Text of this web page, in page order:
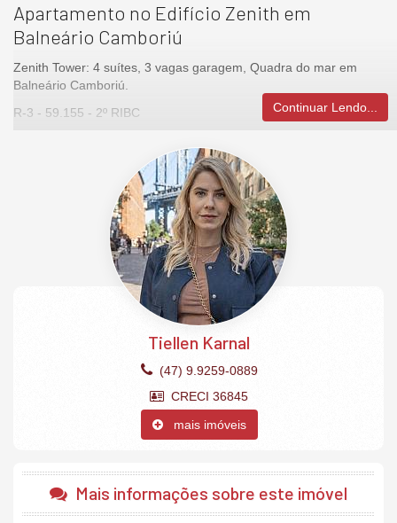
Apartamento no Edifício Zenith em
Balneário Camboriú
Zenith Tower: 4 suítes, 3 vagas garagem, Quadra do mar em
Balneário Camboriú.
R-3 - 59.155 - 2º RIBC
*Valores sujeitos a alterações sem aviso prévio, consulte
Churrasqueira Carvão
Acabamento em gesso
Fechadura com senha na porta de entrada
Banheira Hidromassagem
Banheiro Social
Continuar Lendo...
Tiellen Karnal
(47) 9.9259-0889
CRECI 36845
mais imóveis
Mais informações sobre este imóvel